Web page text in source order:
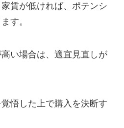
賃が低ければ、ポテンシ
す。
い場合は、適宜見直しが
悟した上で購入を決断す